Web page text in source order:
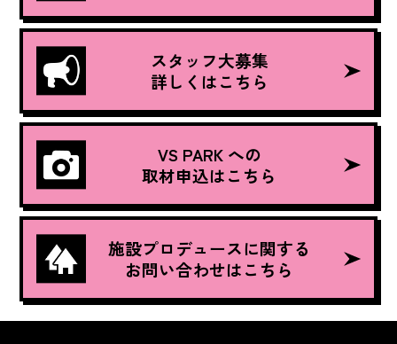
スタッフ大募集
詳しくはこちら
VS PARK への
取材申込はこちら
施設プロデュースに関する
お問い合わせはこちら